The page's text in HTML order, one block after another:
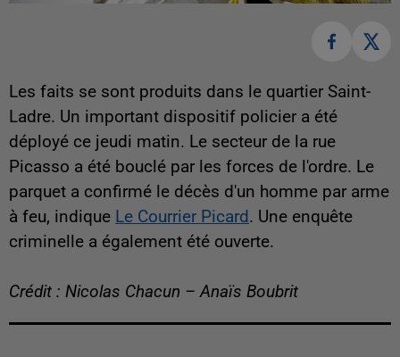
Les faits se sont produits dans le quartier Saint-
Ladre. Un important dispositif policier a été
déployé ce jeudi matin. Le secteur de la rue
Picasso a été bouclé par les forces de l'ordre. Le
parquet a confirmé le décès d'un homme par arme
à feu, indique Le Courrier Picard. Une enquête
criminelle a également été ouverte.
Crédit : Nicolas Chacun – Anaïs Boubrit